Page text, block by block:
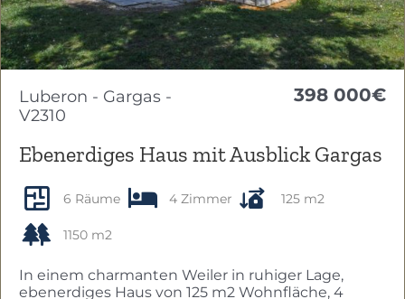
Luberon - Gargas -
V2310
398 000€
Ebenerdiges Haus mit Ausblick Gargas
6 Räume 4 Zimmer 125 m2
1150 m2
In einem charmanten Weiler in ruhiger Lage,
ebenerdiges Haus von 125 m2 Wohnfläche, 4